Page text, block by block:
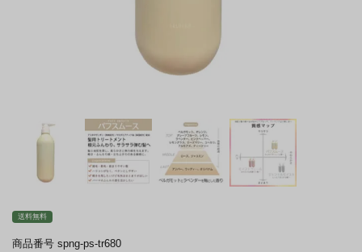
送料無料
商品番号 spng-ps-tr680